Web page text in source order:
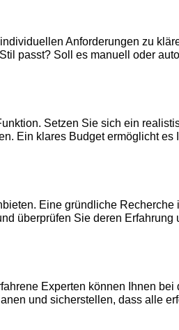
Anforderungen zu
passt? Soll es manuell oder
Setzen Sie sich ein
Ein klares Budget ermöglicht
Eine gründliche
überprüfen Sie deren
Experten können Ihnen
und sicherstellen, dass alle